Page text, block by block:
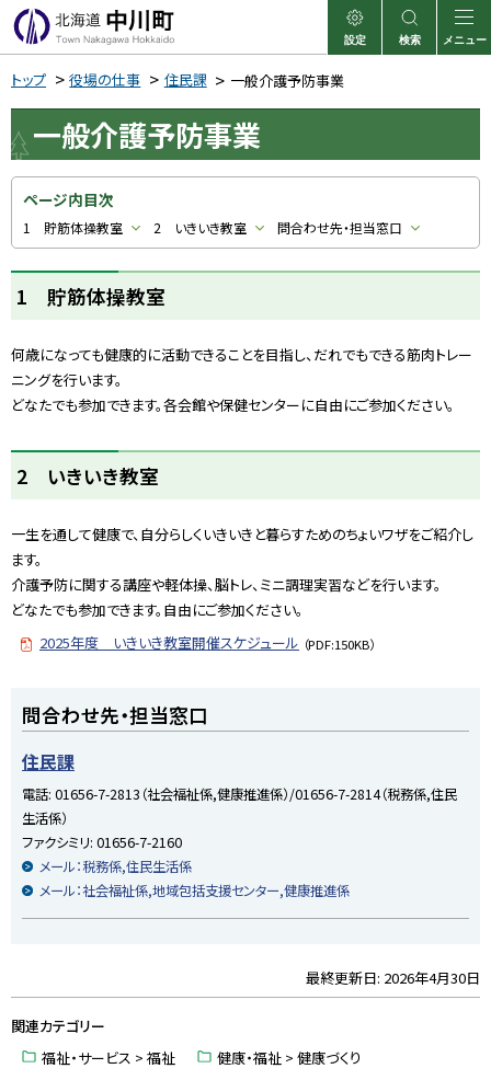
本
へ
メ
ニ
ュ
中川町 表示
設定
検索
サイト内検索
メニュー
トップ 役場の仕事 住民課 一般介護予防事業
一般介護予防事業
ページ内目次
1 貯筋体操教室 2 いきいき教室 問合わせ先・担当窓口
1 貯筋体操教室
何歳になっても健康的に活動できることを目指し、だれでもできる筋肉トレー
ニングを行います。
どなたでも参加できます。各会館や保健センターに自由にご参加ください。
ッ
に
戻
る
2 いきいき教室
一生を通して健康で、自分らしくいきいきと暮らすためのちょいワザをご紹介し
ます。
介護予防に関する講座や軽体操、脳トレ、ミニ調理実習などを行います。
どなたでも参加できます。自由にご参加ください。
2025年度 いきいき教室開催スケジュール （PDF:150KB）
に
戻
る
問合わせ先・担当窓口
住民課
電話: 01656-7-2813（社会福祉係,健康推進係）/01656-7-2814（税務係,住民
生活係）
ファクシミリ: 01656-7-2160
メール：税務係,住民生活係
メール：社会福祉係,地域包括支援センター,健康推進係
ッ
プ
に
最終更新日: 2026年4月30日
関連カテゴリー
福祉・サービス > 福祉
健康・福祉 > 健康づくり